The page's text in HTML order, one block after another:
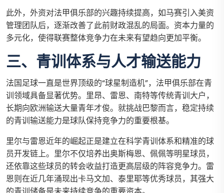
此外，外资对法甲俱乐部的兴趣持续提高，如马赛引入美资
管理团队后，逐渐改善了此前财政混乱的局面。资本力量的
多元化，使得联赛整体竞争力在未来有望趋向更加平衡。
三、青训体系与人才输送能力
法国足球一直是世界顶级的“球星制造机”，法甲俱乐部在青
训领域具备显著优势。里昂、雷恩、南特等传统青训大户，
长期向欧洲输送大量青年才俊。就挑战巴黎而言，稳定持续
的青训输送能力是球队保持竞争力的重要根基。
里尔与雷恩近年的崛起正是建立在科学青训体系和精准的球
员开发链上。里尔不仅培养出奥斯梅恩、佩佩等明星球员，
还依靠这些球员的转会收益打造更高层级的阵容竞争力。雷
恩则在近几年涌现出卡马文加、泰里耶等优秀球员，其强大